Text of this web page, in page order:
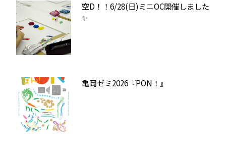
空D！！6/28(日)ミニOC開催しました
✨
亀岡ゼミ2026『PON！』